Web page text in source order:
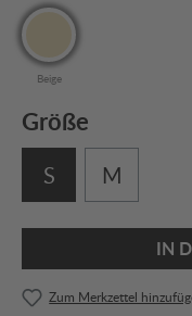
Beige
Größe
S M
IN
Zum Merkzettel